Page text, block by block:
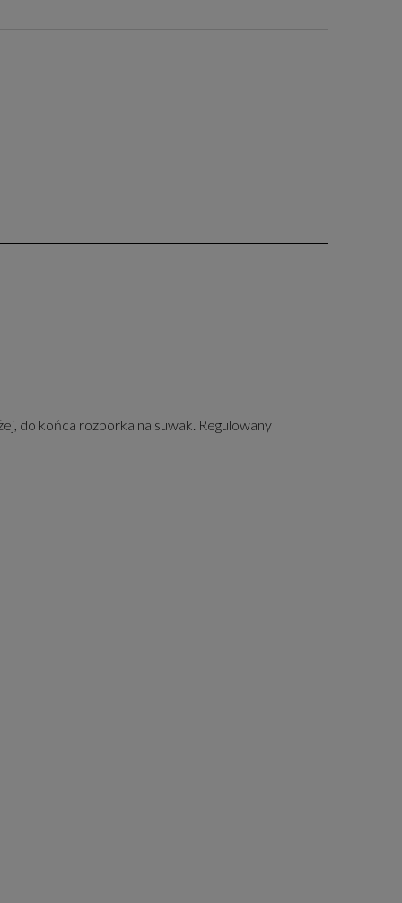
do końca rozporka na suwak. Regulowany